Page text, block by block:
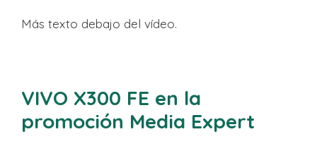
Más texto debajo del vídeo.
VIVO X300 FE en la
promoción Media Expert